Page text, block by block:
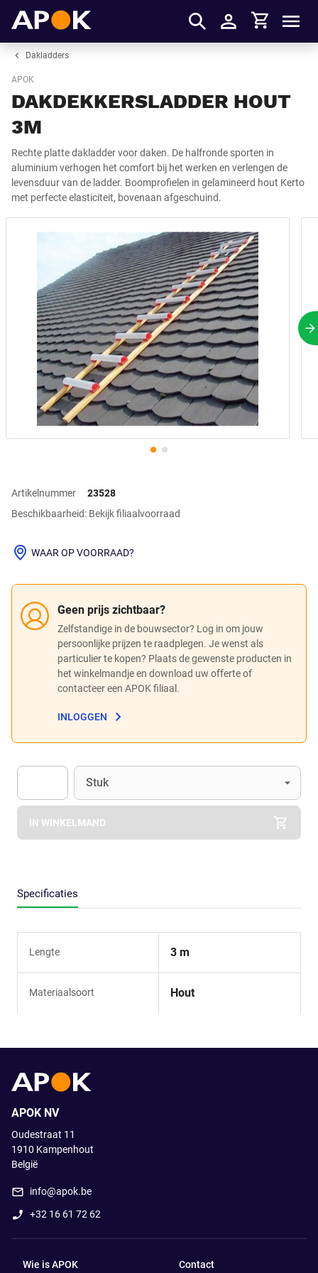
Inloggen
Winkelmandje
Dakladders
APOK
DAKDEKKERSLADDER HOUT
3M
Rechte platte dakladder voor daken. De halfronde sporten in
aluminium verhogen het comfort bij het werken en verlengen de
levensduur van de ladder. Boomprofielen in gelamineerd hout Kerto
met perfecte elasticiteit, bovenaan afgeschuind.
Artikelnummer
23528
Beschikbaarheid: Bekijk filiaalvoorraad
Geen prijs zichtbaar?
Zelfstandige in de bouwsector? Log in om jouw
persoonlijke prijzen te raadplegen. Je wenst als
particulier te kopen? Plaats de gewenste producten in
het winkelmandje en download uw offerte of
contacteer een APOK filiaal.
INLOGGEN
WAAR OP VOORRAAD?
Apok.Product.Detail.AddToCart.Quantity (Optioneel)
Eenheid
Stuk
IN WINKELMAND
Specificaties
Lengte 3 m
Materiaalsoort Hout
APOK NV
Oudestraat 11
1910 Kampenhout
België
info@apok.be
+32 16 61 72 62
Wie is APOK Contact